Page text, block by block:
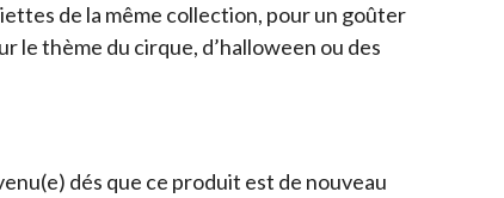
de la même collection, pour un goûter
le thème du cirque, d’halloween ou des
dés que ce produit est de nouveau